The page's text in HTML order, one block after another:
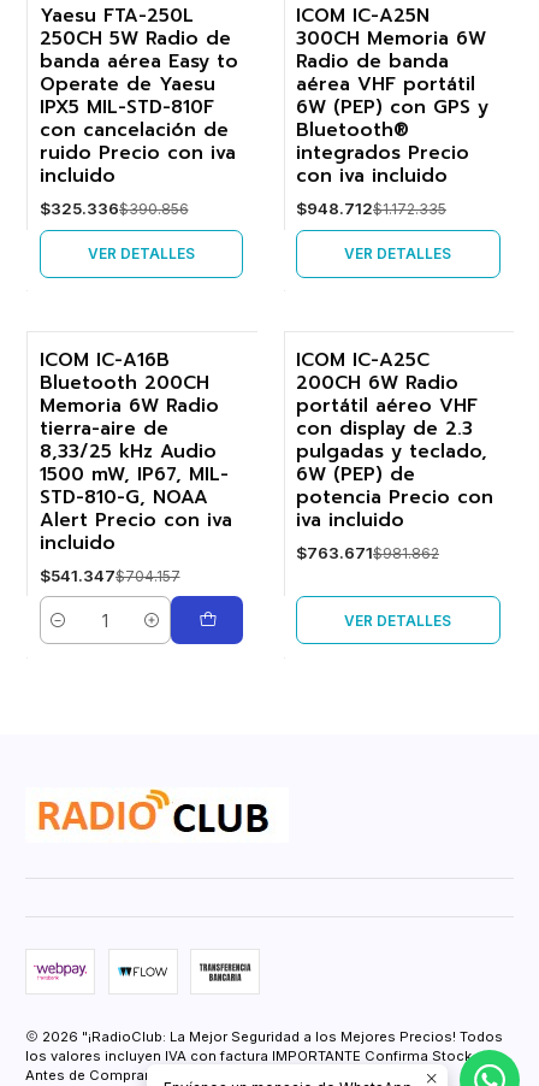
-17%
Agotado
Yaesu FTA-250L
250CH 5W Radio de
banda aérea Easy to
Operate de Yaesu
IPX5 MIL-STD-810F
con cancelación de
ruido Precio con iva
incluido
$325.336$390.856
VER DETALLES
-19%
Agotado
ICOM IC-A25N
300CH Memoria 6W
Radio de banda
aérea VHF portátil
6W (PEP) con GPS y
Bluetooth®
integrados Precio
con iva incluido
$948.712$1.172.335
VER DETALLES
-23%
ICOM IC-A16B
Bluetooth 200CH
Memoria 6W Radio
tierra-aire de
8,33/25 kHz Audio
1500 mW, IP67, MIL-
STD-810-G, NOAA
Alert Precio con iva
incluido
$541.347$704.157
Cantidad
-22%
No disponible
ICOM IC-A25C
200CH 6W Radio
portátil aéreo VHF
con display de 2.3
pulgadas y teclado,
6W (PEP) de
potencia Precio con
iva incluido
$763.671$981.862
VER DETALLES
2026 "¡RadioClub: La Mejor Seguridad a los Mejores Precios! Todos
los valores incluyen IVA con factura IMPORTANTE Confirma Stock
Antes de Comprar.".